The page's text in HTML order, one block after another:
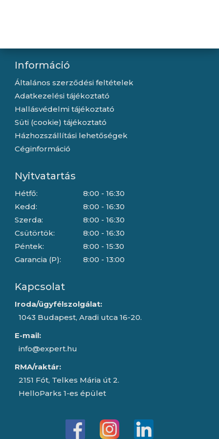
Információ
Általános szerződési feltételek
Adatkezelési tájékoztató
Hallásvédelmi tájékoztató
Süti (cookie) tájékoztató
Házhozszállítási lehetőségek
Céginformáció
Nyitvatartás
Hétfő:
Kedd:
Szerda:
Csütörtök:
Péntek:
Garancia (P):
8:00 - 16:30
8:00 - 16:30
8:00 - 16:30
8:00 - 16:30
8:00 - 15:30
8:00 - 13:00
Kapcsolat
Iroda/ügyfélszolgálat:
1043 Budapest, Aradi utca 16-20.
E-mail:
info@expert.hu
RMA/raktár:
2151 Fót, Telkes Mária út 2.
HelloParks 1-es épület